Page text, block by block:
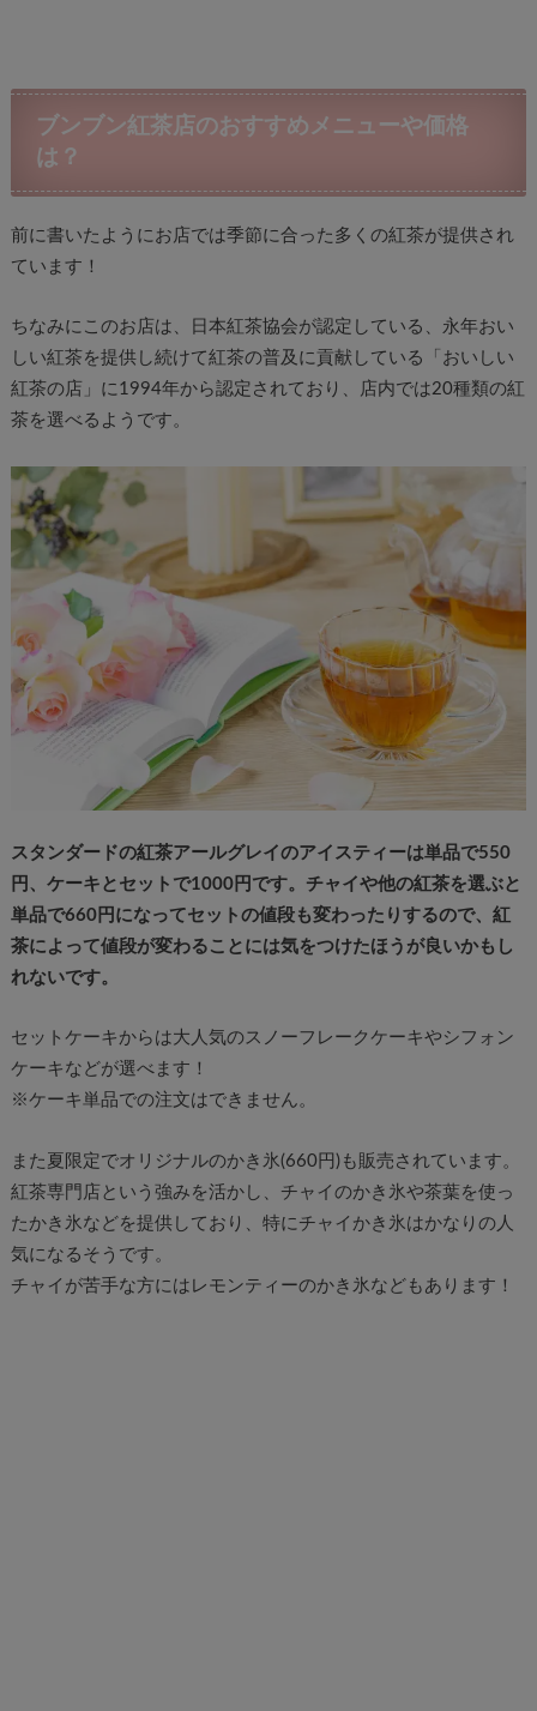
ブンブン紅茶店のおすすめメニューや価格
は？
前に書いたようにお店では季節に合った多くの紅茶が提供され
ています！
ちなみにこのお店は、日本紅茶協会が認定している、永年おい
しい紅茶を提供し続けて紅茶の普及に貢献している「おいしい
紅茶の店」に1994年から認定されており、店内では20種類の紅
茶を選べるようです。
スタンダードの紅茶アールグレイのアイスティーは単品で550
円、ケーキとセットで1000円です。チャイや他の紅茶を選ぶと
単品で660円になってセットの値段も変わったりするので、紅
茶によって値段が変わることには気をつけたほうが良いかもし
れないです。
セットケーキからは大人気のスノーフレークケーキやシフォン
ケーキなどが選べます！
※ケーキ単品での注文はできません。
また夏限定でオリジナルのかき氷(660円)も販売されています。
紅茶専門店という強みを活かし、チャイのかき氷や茶葉を使っ
たかき氷などを提供しており、特にチャイかき氷はかなりの人
気になるそうです。
チャイが苦手な方にはレモンティーのかき氷などもあります！